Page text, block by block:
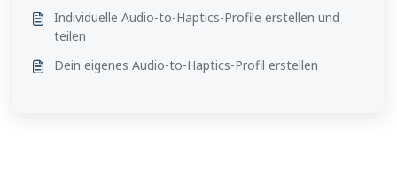
Individuelle Audio-to-Haptics-Profile erstellen und
teilen
Dein eigenes Audio-to-Haptics-Profil erstellen